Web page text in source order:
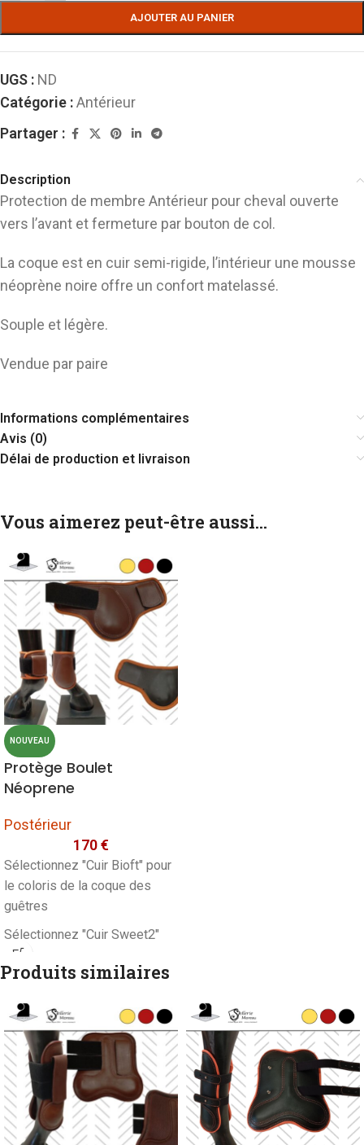
AJOUTER AU PANIER
UGS : ND
Catégorie :Antérieur
Partager :
Description
Protection de membre Antérieur pour cheval ouverte
vers l’avant et fermeture par bouton de col.
La coque est en cuir semi-rigide, l’intérieur une mousse
néoprène noire offre un confort matelassé.
Souple et légère.
Vendue par paire
Informations complémentaires
Avis (0)
Délai de production et livraison
Vous aimerez peut-être aussi…
NOUVEAU
Protège Boulet
Néoprene
Postérieur
170€
Sélectionnez "Cuir Bioft" pour
le coloris de la coque des
guêtres
Sélectionnez "Cuir Sweet2"
pour le coloris de la Bordure
et cuir intérieurs des guêtres
Produits similaires